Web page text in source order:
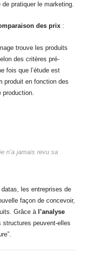
pratiquer le marketing.
des prix :
trouve les produits
des critères pré-
fois que l’étude est
produit en fonction des
production.
n’a jamais revu sa
les entreprises de
façon de concevoir,
Grâce àl’analyse
structures peuvent-elles